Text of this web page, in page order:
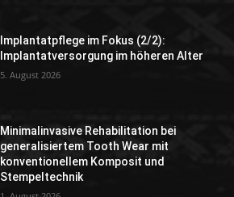
Implantatpflege im Fokus (2/2):
Implantatversorgung im höheren Alter
5. August 2026
Minimalinvasive Rehabilitation bei
generalisiertem Tooth Wear mit
konventionellem Komposit und
Stempeltechnik